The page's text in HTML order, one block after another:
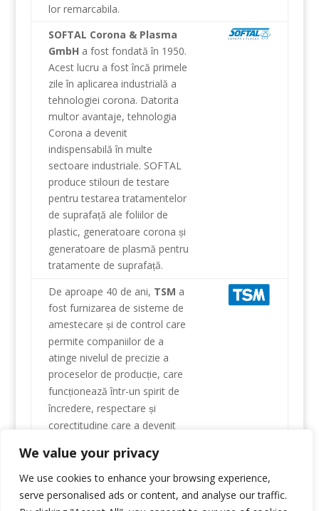
We value your privacy
We use cookies to enhance your browsing experience,
serve personalised ads or content, and analyse our traffic.
lor remarcabila.
SOFTAL Corona & Plasma
GmbH a fost fondată în 1950.
Acest lucru a fost încă primele
zile în aplicarea industrială a
tehnologiei corona. Datorita
multor avantaje, tehnologia
Corona a devenit
indispensabilă în multe
sectoare industriale. SOFTAL
produce stilouri de testare
pentru testarea tratamentelor
de suprafață ale foliilor de
plastic, generatoare corona și
generatoare de plasmă pentru
tratamente de suprafață.
De aproape 40 de ani, TSM a
fost furnizarea de sisteme de
amestecare și de control care
permite companiilor de a
atinge nivelul de precizie a
proceselor de producție, care
funcționează într-un spirit de
încredere, respectare și
corectitudine care a devenit
gama completa de sisteme
Døssing gravimetrice,
echipamente de control
extrudare si sisteme automate